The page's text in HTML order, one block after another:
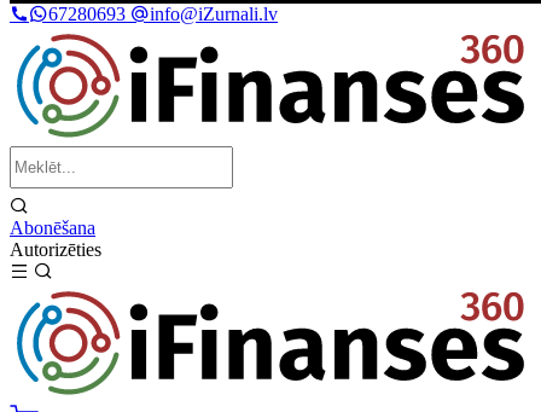
67280693 info@iZurnali.lv
Abonēšana
Autorizēties